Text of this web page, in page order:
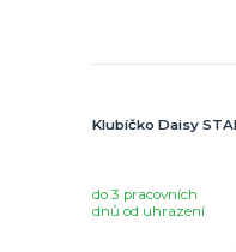
Klubíčko Daisy
do 3 pracovních
dnů od uhrazení